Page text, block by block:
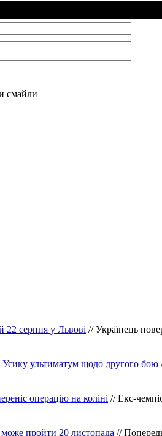
смайли
22 серпня у Львові // Українець
Усику ультиматум щодо другого бою
операцію на коліні // Екс-
пройти 20 листопада //